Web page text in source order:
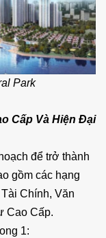
Park
Cấp Và Hiện Đại
để trở thành
gồm các hạng
Chính, Văn
Cao Cấp.
1: